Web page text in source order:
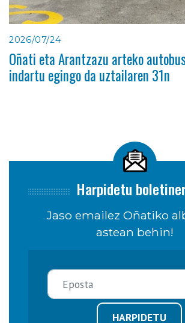
2026/07/24
Oñati eta Arantzazu arteko
indartu egingo da uztailaren 31n
Harpidetu
Jaso emailez Oñatiko
astean behin!
HARPIDETU